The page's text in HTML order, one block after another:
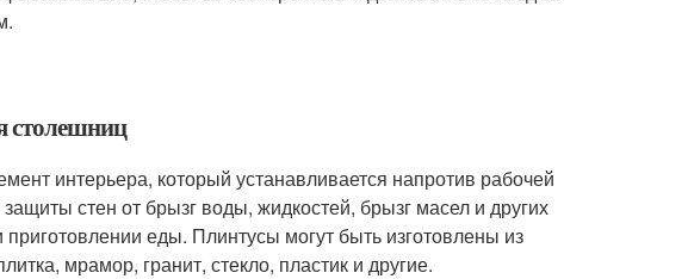
столешниц
интерьера, который устанавливается напротив рабочей
стен от брызг воды, жидкостей, брызг масел и других
приготовлении еды. Плинтусы могут быть изготовлены из
мрамор, гранит, стекло, пластик и другие.